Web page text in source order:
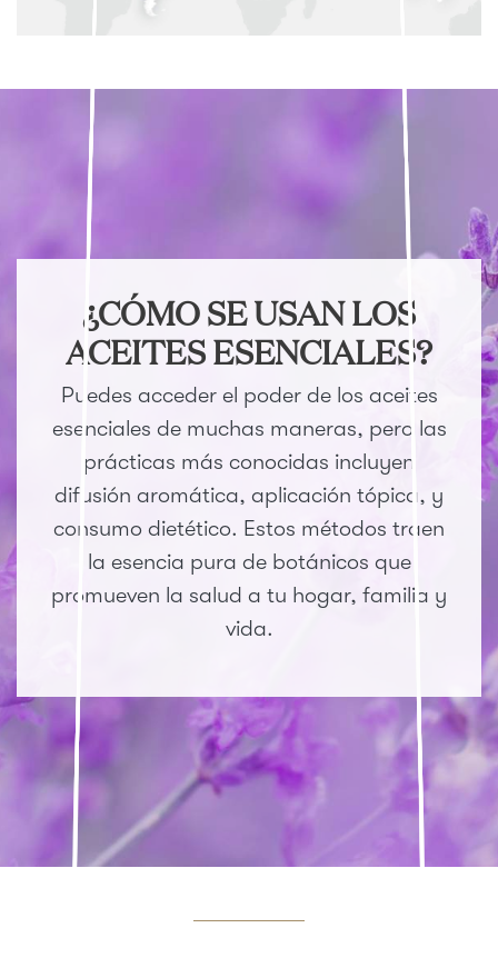
¿CÓMO SE USAN LOS
ACEITES ESENCIALES?
Puedes acceder el poder de los aceites
esenciales de muchas maneras, pero las
prácticas más conocidas incluyen
difusión aromática, aplicación tópica, y
consumo dietético. Estos métodos traen
la esencia pura de botánicos que
promueven la salud a tu hogar, familia y
vida.